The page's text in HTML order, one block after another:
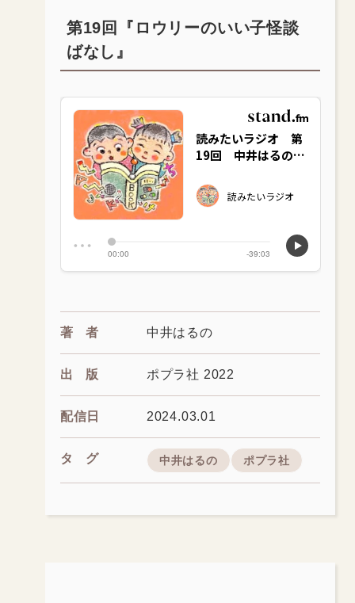
第19回『ロウリーのいい子怪談
ばなし』
著者 中井はるの
出版 ポプラ社 2022
配信日 2024.03.01
タグ 中井はるの ポプラ社